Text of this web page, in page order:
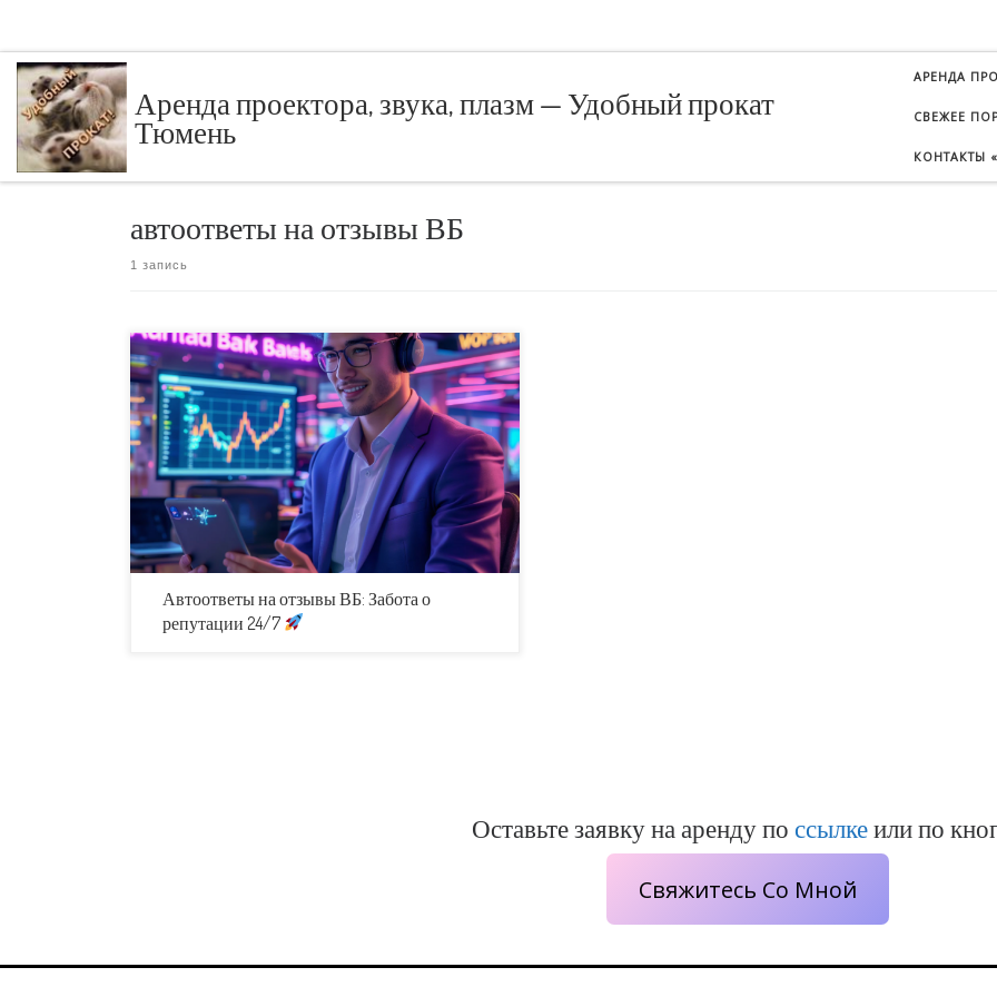
Аренда проектора, звука, плазм — Удобный прокат
Тюмень
АРЕНДА
СВЕЖЕЕ
КОНТАКТЫ
автоответы на отзывы ВБ
1 запись
Автоответы на отзывы ВБ: […]
Автоответы на отзывы ВБ: Забота о
репутации 24/7
Оставьте заявку на аренду по ссылкеили по
Свяжитесь Со Мной